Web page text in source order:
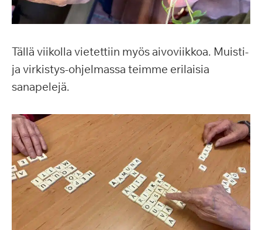
Tällä viikolla vietettiin myös aivoviikkoa. Muisti-
ja virkistys-ohjelmassa teimme erilaisia
sanapelejä.